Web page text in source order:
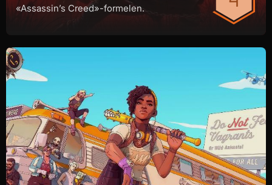
«Assassin’s Creed»-formelen.